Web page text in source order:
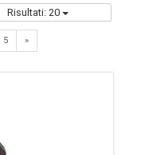
Risultati: 20
5 »Next